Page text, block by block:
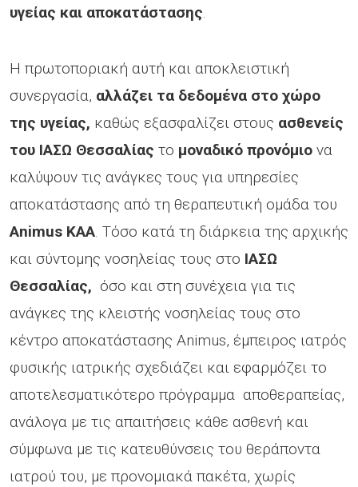
υγείας και αποκατάστασης.
Η πρωτοποριακή αυτή και αποκλειστική
συνεργασία, αλλάζει τα δεδομένα στο χώρο
της υγείας, καθώς εξασφαλίζει στους ασθενείς
του ΙΑΣΩ Θεσσαλίας το μοναδικό προνόμιο να
καλύψουν τις ανάγκες τους για υπηρεσίες
αποκατάστασης από τη θεραπευτική ομάδα του
Animus ΚΑΑ. Τόσο κατά τη διάρκεια της αρχικής
και σύντομης νοσηλείας τους στο ΙΑΣΩ
Θεσσαλίας, όσο και στη συνέχεια για τις
ανάγκες της κλειστής νοσηλείας τους στο
κέντρο αποκατάστασης Animus, έμπειρος ιατρός
φυσικής ιατρικής σχεδιάζει και εφαρμόζει το
αποτελεσματικότερο πρόγραμμα αποθεραπείας,
ανάλογα με τις απαιτήσεις κάθε ασθενή και
σύμφωνα με τις κατευθύνσεις του θεράποντα
ιατρού του, με προνομιακά πακέτα, χωρίς